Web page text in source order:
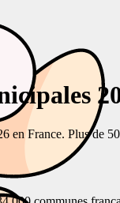
France. Plus de